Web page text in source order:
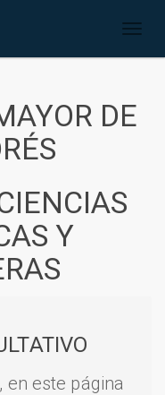
DE
Y
este página